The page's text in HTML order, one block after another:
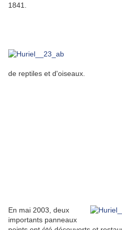
1841.
de reptiles et d'oiseaux.
En mai 2003, deux
importants panneaux